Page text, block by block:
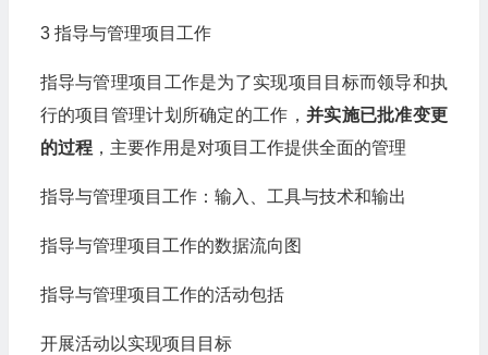
3 指导与管理项目工作
指导与管理项目工作是为了实现项目目标而领导和执
行的项目管理计划所确定的工作， 并实施已批准变更
的过程，主要作用是对项目工作提供全面的管理
指导与管理项目工作：输入、工具与技术和输出
指导与管理项目工作的数据流向图
指导与管理项目工作的活动包括
开展活动以实现项目目标